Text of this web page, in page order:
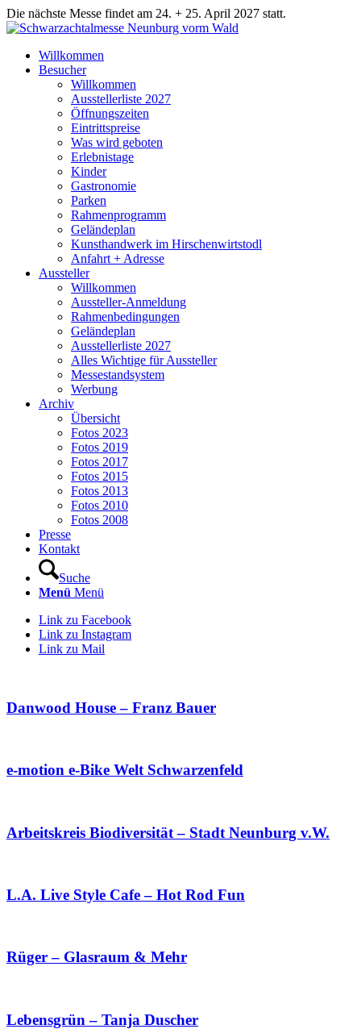
Die nächste Messe findet am 24. + 25. April 2027 statt.
Willkommen
Besucher
Willkommen
Ausstellerliste 2027
Öffnungszeiten
Eintrittspreise
Was wird geboten
Erlebnistage
Kinder
Gastronomie
Parken
Rahmenprogramm
Geländeplan
Kunsthandwerk im Hirschenwirtstodl
Anfahrt + Adresse
Aussteller
Willkommen
Aussteller-Anmeldung
Rahmenbedingungen
Geländeplan
Ausstellerliste 2027
Alles Wichtige für Aussteller
Messestandsystem
Werbung
Archiv
Übersicht
Fotos 2023
Fotos 2019
Fotos 2017
Fotos 2015
Fotos 2013
Fotos 2010
Fotos 2008
Presse
Kontakt
Suche
Menü Menü
Link zu Facebook
Link zu Instagram
Link zu Mail
Danwood House – Franz Bauer
e-motion e-Bike Welt Schwarzenfeld
Arbeitskreis Biodiversität – Stadt Neunburg v.W.
L.A. Live Style Cafe – Hot Rod Fun
Rüger – Glasraum & Mehr
Lebensgrün – Tanja Duscher